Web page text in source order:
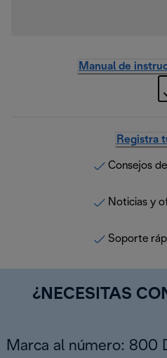
Manual de
Registra
Consejos
Noticias y
Soporte
¿NECESITAS
Marca al número: 800